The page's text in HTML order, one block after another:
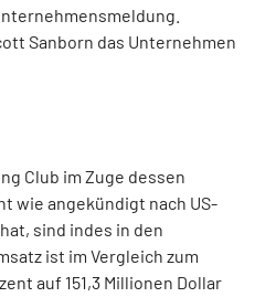
Sanborn das Unternehmen
Club im Zuge dessen
wie angekündigt nach US-
sind indes in den
ist im Vergleich zum
auf 151,3 Millionen Dollar